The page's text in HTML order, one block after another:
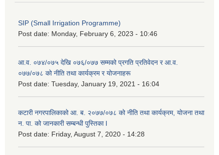
SIP (Small Irrigation Programme)
Post date: Monday, February 6, 2023 - 10:46
आ.व. ०७४/०७५ देखि ०७६/०७७ सम्मको प्रगति प्रतिवेदन र आ.व.
०७७/०७८ को नीति तथा कार्यक्रम र योजनाहरू
Post date: Tuesday, January 19, 2021 - 16:04
कटारी नगरपालिकाको आ. ब. २०७७/०७८ को नीति तथा कार्यक्रम, योजना तथा
न. पा. को जानकारी सम्बन्धी पुस्तिका l
Post date: Friday, August 7, 2020 - 14:28